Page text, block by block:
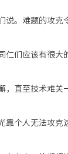
说。难题的攻克
仁们应该有很大
，直至技术难关
靠个人无法攻克